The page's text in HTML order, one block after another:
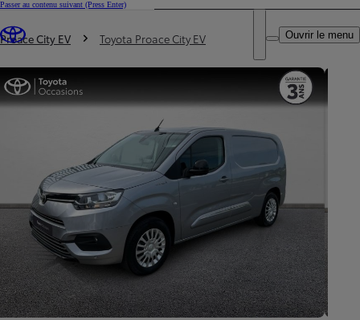
Passer au contenu suivant (Press Enter)
Trouvez un partenaire Toyota
DEALER NAME
Ouvrir le menu
Vous êtes ici
Proace City EV Toyota Proace City EV